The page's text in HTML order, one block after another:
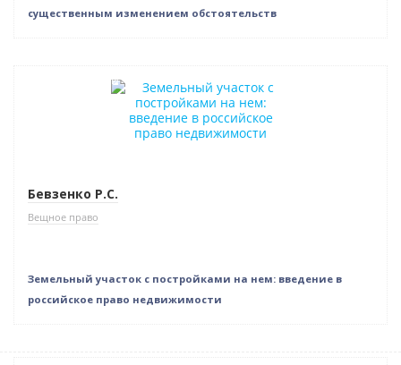
существенным изменением обстоятельств
Нет в наличии
Бевзенко Р.С.
Вещное право
Земельный участок с постройками на нем: введение в
российское право недвижимости